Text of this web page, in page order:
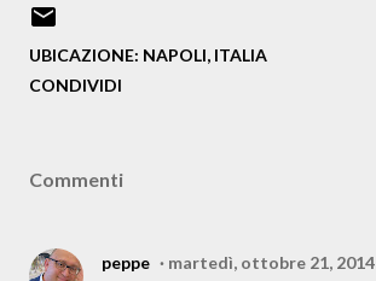
UBICAZIONE: NAPOLI, ITALIA
CONDIVIDI
Commenti
peppe martedì, ottobre 21, 2014